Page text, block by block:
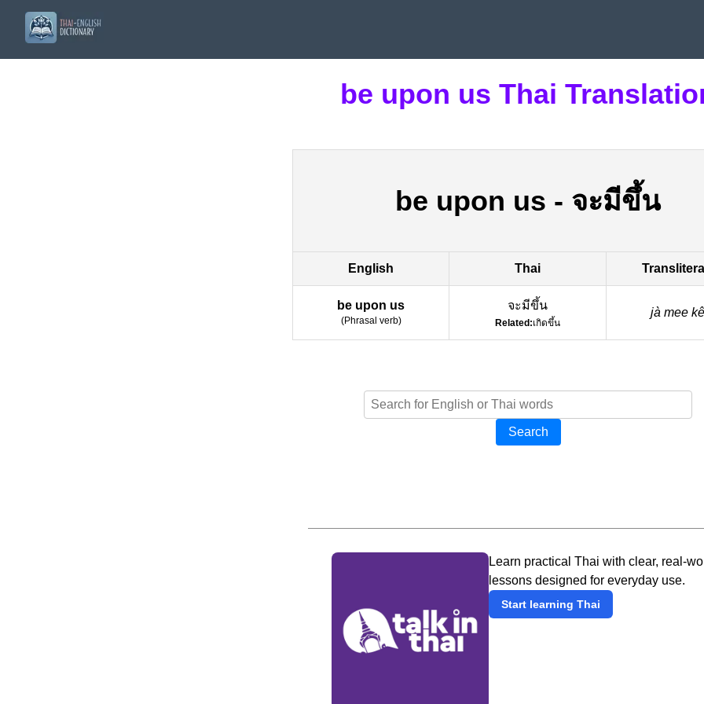
be upon us Thai
be upon us - จะมีขึ้น
English Thai
be upon us
(Phrasal verb)
จะมีขึ้น
Related:เกิดขึ้น
jà mee
Search
Learn practical Thai with clear, real-
lessons designed for everyday use.
Start learning Thai